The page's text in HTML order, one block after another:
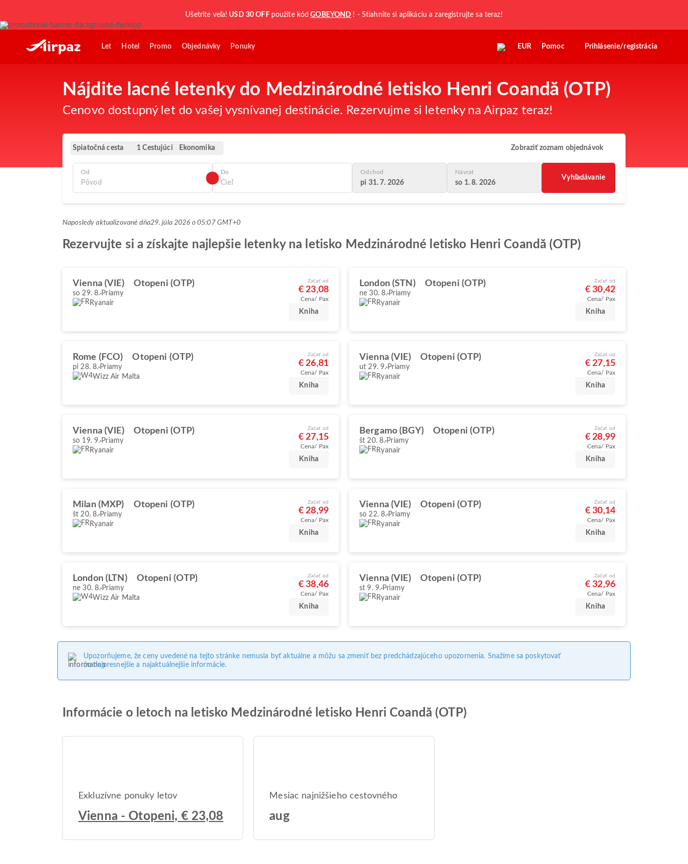
Ušetrite veľa! USD 30 OFF použite kód GOBEYOND ! - Stiahnite si aplikáciu a zaregistrujte sa teraz!
Let Hotel Promo Objednávky Ponuky EUR Pomoc Prihlásenie/registrácia
Nájdite lacné letenky do Medzinárodné letisko Henri Coandă (OTP)
Cenovo dostupný let do vašej vysnívanej destinácie. Rezervujme si letenky na Airpaz teraz!
Spiatočná cesta 1 Cestujúci Ekonomika Zobraziť zoznam objednávok
Od Do Odchod
pi 31. 7. 2026
Návrat
so 1. 8. 2026
Vyhľadávanie
Naposledy aktualizované dňa29. júla 2026 o 05:07 GMT+0
Rezervujte si a získajte najlepšie letenky na letisko Medzinárodné letisko Henri Coandă (OTP)
Vienna (VIE) Otopeni (OTP)
so 29. 8. Priamy
Ryanair
Začať od
€ 23,08
Cena/ Pax
Kniha
London (STN) Otopeni (OTP)
ne 30. 8. Priamy
Ryanair
Začať od
€ 30,42
Cena/ Pax
Kniha
Rome (FCO) Otopeni (OTP)
pi 28. 8. Priamy
Wizz Air Malta
Začať od
€ 26,81
Cena/ Pax
Kniha
Vienna (VIE) Otopeni (OTP)
ut 29. 9. Priamy
Ryanair
Začať od
€ 27,15
Cena/ Pax
Kniha
Vienna (VIE) Otopeni (OTP)
so 19. 9. Priamy
Ryanair
Začať od
€ 27,15
Cena/ Pax
Kniha
Bergamo (BGY) Otopeni (OTP)
št 20. 8. Priamy
Ryanair
Začať od
€ 28,99
Cena/ Pax
Kniha
Milan (MXP) Otopeni (OTP)
št 20. 8. Priamy
Ryanair
Začať od
€ 28,99
Cena/ Pax
Kniha
Vienna (VIE) Otopeni (OTP)
so 22. 8. Priamy
Ryanair
Začať od
€ 30,14
Cena/ Pax
Kniha
London (LTN) Otopeni (OTP)
ne 30. 8. Priamy
Wizz Air Malta
Začať od
€ 38,46
Cena/ Pax
Kniha
Vienna (VIE) Otopeni (OTP)
st 9. 9. Priamy
Ryanair
Začať od
€ 32,96
Cena/ Pax
Kniha
Upozorňujeme, že ceny uvedené na tejto stránke nemusia byť aktuálne a môžu sa zmeniť bez predchádzajúceho upozornenia. Snažíme sa poskytovať
čo najpresnejšie a najaktuálnejšie informácie.
Informácie o letoch na letisko Medzinárodné letisko Henri Coandă (OTP)
Exkluzívne ponuky letov
Vienna - Otopeni, € 23,08
Mesiac najnižšieho cestovného
aug